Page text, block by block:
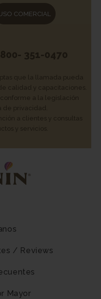
COMERCIAL
/ Reviews
Mayor